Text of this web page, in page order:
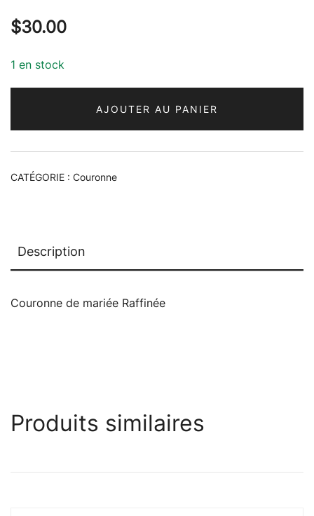
$30.00
1 en stock
AJOUTER AU PANIER
CATÉGORIE : Couronne
Description
Couronne de mariée Raffinée
Produits similaires